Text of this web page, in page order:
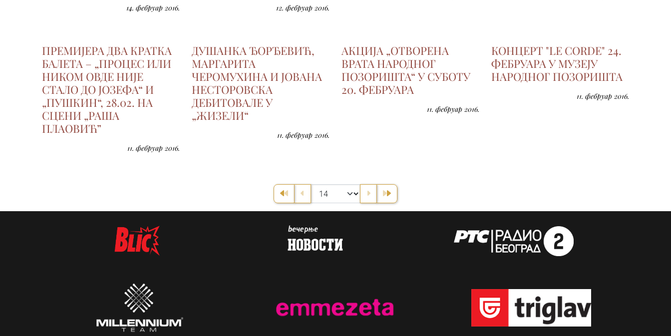
14. фебруар 2016. 12. фебруар 2016.
ПРЕМИЈЕРА ДВА КРАТКА
БАЛЕТА – „ПРОЦЕС ИЛИ
НИКОМ ОВДЕ НИЈЕ
СТАЛО ДО ЈОЗЕФА“ И
„ПУШКИН“, 28.02. НА
СЦЕНИ „РАША
ПЛАОВИЋ”
11. фебруар 2016.
ДУШАНКА ЂОРЂЕВИЋ,
МАРГАРИТА
ЧЕРОМУХИНА И ЈОВАНА
НЕСТОРОВСКА
ДЕБИТОВАЛЕ У
„ЖИЗЕЛИ“
11. фебруар 2016.
АКЦИЈА „ОТВОРЕНА
ВРАТА НАРОДНОГ
ПОЗОРИШТА“ У СУБОТУ
20. ФЕБРУАРА
11. фебруар 2016.
КОНЦЕРТ "LE CORDE" 24.
ФЕБРУАРА У МУЗЕЈУ
НАРОДНОГ ПОЗОРИШТА
11. фебруар 2016.